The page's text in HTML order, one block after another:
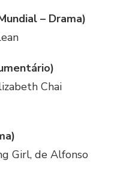
– Drama)
Chai
Girl, de Alfonso